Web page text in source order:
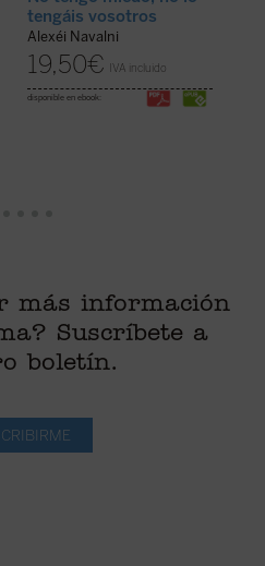
tengáis vosotros
Alexéi Navalni
19,50€ IVA incluido
disponible en ebook:
más información
Suscríbete a
boletín.